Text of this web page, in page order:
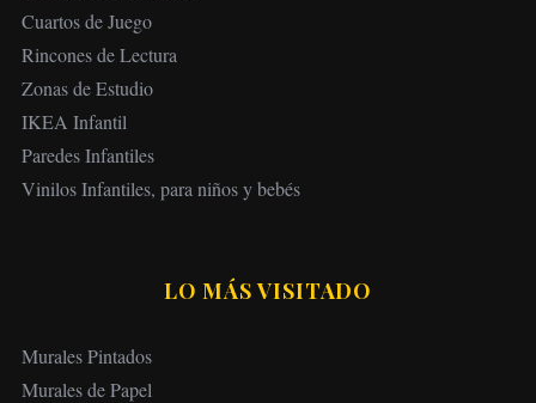
Cuartos de Juego
Rincones de Lectura
Zonas de Estudio
IKEA Infantil
Paredes Infantiles
Vinilos Infantiles, para niños y bebés
LO MÁS VISITADO
Murales Pintados
Murales de Papel